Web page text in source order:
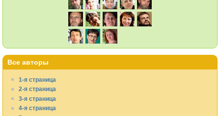
Все авторы
1-я страница
2-я страница
3-я страница
4-я страница